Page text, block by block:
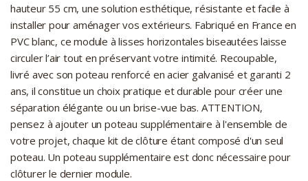
hauteur 55 cm, une solution esthétique, résistante et facile à
installer pour aménager vos extérieurs. Fabriqué en France en
PVC blanc, ce module à lisses horizontales biseautées laisse
circuler l’air tout en préservant votre intimité. Recoupable,
livré avec son poteau renforcé en acier galvanisé et garanti 2
ans, il constitue un choix pratique et durable pour créer une
séparation élégante ou un brise-vue bas. ATTENTION,
pensez à ajouter un poteau supplémentaire à l'ensemble de
votre projet, chaque kit de clôture étant composé d'un seul
poteau. Un poteau supplémentaire est donc nécessaire pour
clôturer le dernier module.